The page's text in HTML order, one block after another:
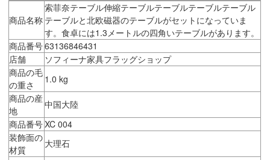
商品名称
索菲奈テーブル伸縮テーブルテーブルテーブルテーブル
テーブルと北欧磁器のテーブルがセットになっていま
す。食卓には1.3メートルの四角いテーブルがあります。
商品番号63136846431
店舗
ソフィーナ家具フラッグショップ
商品の毛
の重さ
1.0 kg
商品の産
地
中国大陸
商品番号XC 004
装飾面の
材質
大理石